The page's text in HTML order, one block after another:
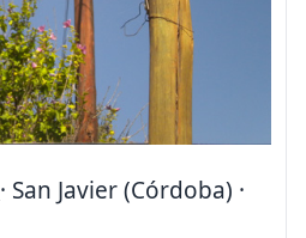
· San Javier (Córdoba) ·